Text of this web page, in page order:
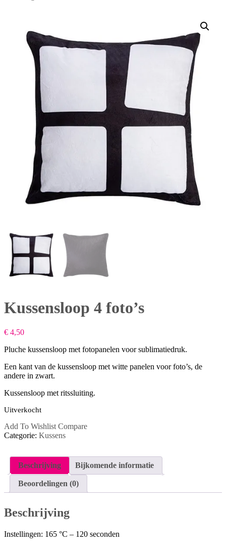
Kussensloop 4 foto’s
€ 4,50
Pluche kussensloop met fotopanelen voor sublimatiedruk.
Een kant van de kussensloop met witte panelen voor foto’s, de
andere in zwart.
Kussensloop met ritssluiting.
Uitverkocht
Add To Wishlist Compare
Categorie: Kussens
Beschrijving Bijkomende informatie
Beoordelingen (0)
Beschrijving
Instellingen: 165 °C – 120 seconden